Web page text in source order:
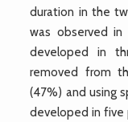
duration in the
was observed in
developed in
removed from
(47%) and using
developed in five